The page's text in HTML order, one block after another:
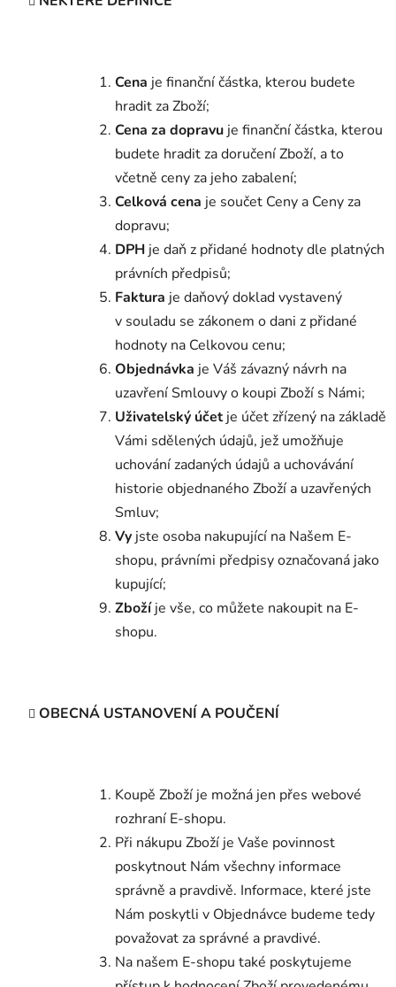
Cena je finanční částka, kterou budete
hradit za Zboží;
Cena za dopravu je finanční částka, kterou
budete hradit za doručení Zboží, a to
včetně ceny za jeho zabalení;
Celková cena je součet Ceny a Ceny za
dopravu;
DPH je daň z přidané hodnoty dle platných
právních předpisů;
Faktura je daňový doklad vystavený
v souladu se zákonem o dani z přidané
hodnoty na Celkovou cenu;
Objednávka je Váš závazný návrh na
uzavření Smlouvy o koupi Zboží s Námi;
Uživatelský účetje účet zřízený na základě
Vámi sdělených údajů, jež umožňuje
uchování zadaných údajů a uchovávání
historie objednaného Zboží a uzavřených
Smluv;
Vy jste osoba nakupující na Našem E-
shopu, právními předpisy označovaná jako
kupující;
Zbožíje vše, co můžete nakoupit na E-
shopu.
OBECNÁ USTANOVENÍ A POUČENÍ
Koupě Zboží je možná jen přes webové
rozhraní E-shopu.
Při nákupu Zboží je Vaše povinnost
poskytnout Nám všechny informace
správně a pravdivě. Informace, které jste
Nám poskytli v Objednávce budeme tedy
považovat za správné a pravdivé.
Na našem E-shopu také poskytujeme